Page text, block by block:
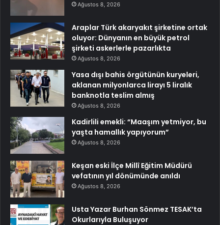
Ağustos 8, 2026
Araplar Türk akaryakıt şirketine ortak
oluyor: Dünyanın en büyük petrol
şirketi askerlerle pazarlıkta
Ağustos 8, 2026
Yasa dışı bahis örgütünün kuryeleri,
aklanan milyonlarca lirayı 5 liralık
banknotla teslim almış
Ağustos 8, 2026
Kadirlili emekli: “Maaşım yetmiyor, bu
yaşta hamallık yapıyorum”
Ağustos 8, 2026
Keşan eski İlçe Millî Eğitim Müdürü
vefatının yıl dönümünde anıldı
Ağustos 8, 2026
Usta Yazar Burhan Sönmez TESAK’ta
Okurlarıyla Buluşuyor